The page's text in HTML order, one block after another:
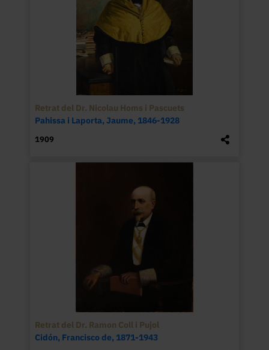
protagonistes a través d’un estil realista i
Retrat del Dr. Nicolau Homs i Pascuets
Pahissa i Laporta, Jaume, 1846-1928
1909
Retrat del Dr. Ramon Coll i Pujol
Cidón, Francisco de, 1871-1943